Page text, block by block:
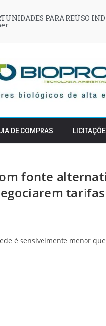
PARA REÚSO
DE COMPRAS
fonte
é sensivelmente menor